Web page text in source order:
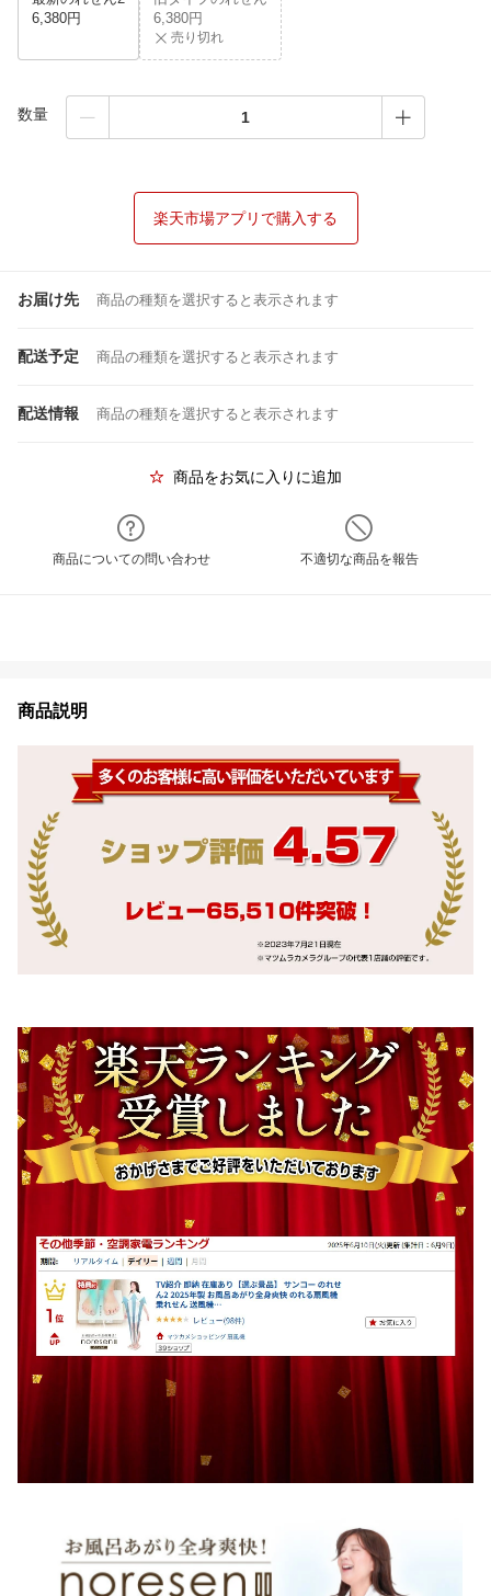
6,380円
6,380円
売り切れ
数量
楽天市場アプリで購入する
お届け先 商品の種類を選択すると表示されます
配送予定 商品の種類を選択すると表示されます
配送情報 商品の種類を選択すると表示されます
商品をお気に入りに追加
商品についての問い合わせ 不適切な商品を報告
商品説明